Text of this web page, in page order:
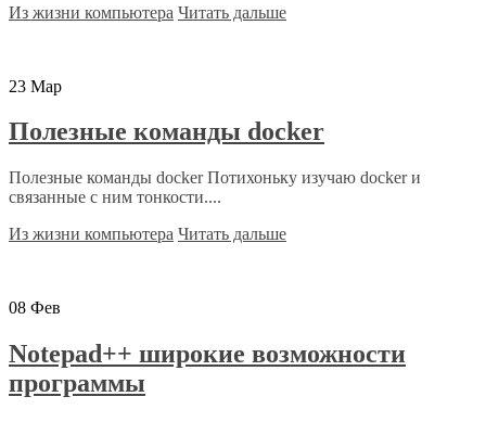
Из жизни компьютера Читать дальше
23 Мар
Полезные команды docker
Полезные команды docker Потихоньку изучаю docker и
связанные с ним тонкости....
Из жизни компьютера Читать дальше
08 Фев
Notepad++ широкие возможности
программы